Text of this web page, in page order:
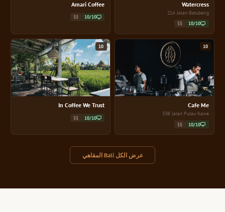
Watercress
21A Jalan Batubelig
10/10
$$
Amari Coffee
10/10
$$
10
Cafe Me
33B Jalan Pulau Kawe
10/10
$$
10
In Coffee We Trust
10/10
$$
عرض الكل Bali المقاهي